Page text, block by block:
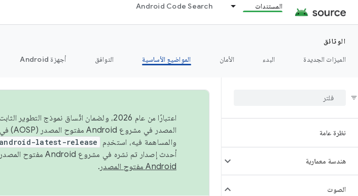
المستندات Android Code Search
الوثائق
الميزات الجديدة
البدء الأمان المواضيع الأساسية التوافق أجهزة Android
نظرة عامة
هندسة معمارية
الصوت
اعتبارًا من عام 2026، ولضمان اتّساق نموذج
والمساهمة فيه، استخدِم
android-latest-release
أحدث إصدار تم نشره في مشروع Android مفتوح المصدر. لمزيد من المعلومات، يُرجى الاطّلاع على
Android مفتوح المصدر
.